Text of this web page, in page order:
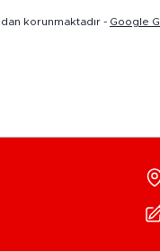
korunmaktadır - Google